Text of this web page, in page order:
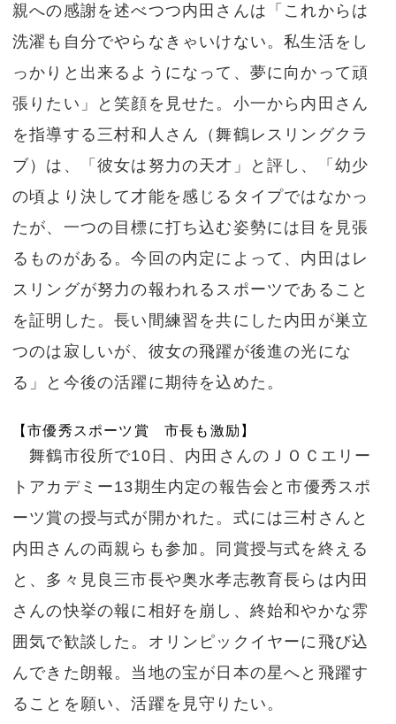
親への感謝を述べつつ内田さんは「これからは
洗濯も自分でやらなきゃいけない。私生活をし
っかりと出来るようになって、夢に向かって頑
張りたい」と笑顔を見せた。小一から内田さん
を指導する三村和人さん（舞鶴レスリングクラ
ブ）は、「彼女は努力の天才」と評し、「幼少
の頃より決して才能を感じるタイプではなかっ
たが、一つの目標に打ち込む姿勢には目を見張
るものがある。今回の内定によって、内田はレ
スリングが努力の報われるスポーツであること
を証明した。長い間練習を共にした内田が巣立
つのは寂しいが、彼女の飛躍が後進の光にな
る」と今後の活躍に期待を込めた。
【市優秀スポーツ賞 市長も激励】
舞鶴市役所で10日、内田さんのＪＯＣエリー
トアカデミー13期生内定の報告会と市優秀スポ
ーツ賞の授与式が開かれた。式には三村さんと
内田さんの両親らも参加。同賞授与式を終える
と、多々見良三市長や奥水孝志教育長らは内田
さんの快挙の報に相好を崩し、終始和やかな雰
囲気で歓談した。オリンピックイヤーに飛び込
んできた朗報。当地の宝が日本の星へと飛躍す
ることを願い、活躍を見守りたい。